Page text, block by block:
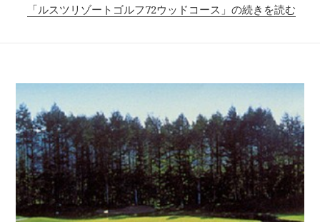
「ルスツリゾートゴルフ72ウッドコース」の続きを読む